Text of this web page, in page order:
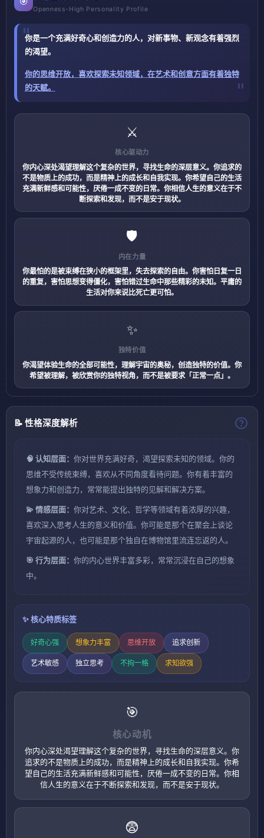
Openness-High Personality Profile
你是一个充满好奇心和创造力的人，对新事物、新观念有着强烈
的渴望。
你的思维开放，喜欢探索未知领域，在艺术和创意方面有着独特
的天赋。
⚔️
核心驱动力
你内心深处渴望理解这个复杂的世界，寻找生命的深层意义。你追求的
不是物质上的成功，而是精神上的成长和自我实现。你希望自己的生活
充满新鲜感和可能性，厌倦一成不变的日常。你相信人生的意义在于不
断探索和发现，而不是安于现状。
🛡️
内在力量
你最怕的是被束缚在狭小的框架里，失去探索的自由。你害怕日复一日
的重复，害怕思想变得僵化，害怕错过生命中那些精彩的未知。平庸的
生活对你来说比死亡更可怕。
✨
独特价值
你渴望体验生命的全部可能性，理解宇宙的奥秘，创造独特的价值。你
希望被理解，被欣赏你的独特视角，而不是被要求「正常一点」。
📝 性格深度解析
🧠 认知层面：你对世界充满好奇，渴望探索未知的领域。你的
思维不受传统束缚，喜欢从不同角度看待问题。你有着丰富的
想象力和创造力，常常能提出独特的见解和解决方案。
💫 情感层面：你对艺术、文化、哲学等领域有着浓厚的兴趣，
喜欢深入思考人生的意义和价值。你可能是那个在聚会上谈论
宇宙起源的人，也可能是那个独自在博物馆里流连忘返的人。
🎯 行为层面：你的内心世界丰富多彩，常常沉浸在自己的想象
中。
✨ 核心特质标签
好奇心强 想象力丰富 思维开放 追求创新
艺术敏感 独立思考 不拘一格 求知欲强
🎯
核心动机
你内心深处渴望理解这个复杂的世界，寻找生命的深层意义。你
追求的不是物质上的成功，而是精神上的成长和自我实现。你希
望自己的生活充满新鲜感和可能性，厌倦一成不变的日常。你相
信人生的意义在于不断探索和发现，而不是安于现状。
😨